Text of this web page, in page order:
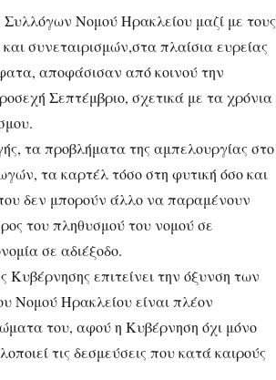
Νομού Ηρακλείου μαζί με τους
συνεταιρισμών,στα πλαίσια ευρείας
αποφάσισαν από κοινού την
Σεπτέμβριο, σχετικά με τα χρόνια
τα προβλήματα της αμπελουργίας στο
τα καρτέλ τόσο στη φυτική όσο και
δεν μπορούν άλλο να παραμένουν
του πληθυσμού του νομού σε
σε αδιέξοδο.
Κυβέρνησης επιτείνει την όξυνση των
Νομού Ηρακλείου είναι πλέον
του, αφού η Κυβέρνηση όχι μόνο
τις δεσμεύσεις που κατά καιρούς